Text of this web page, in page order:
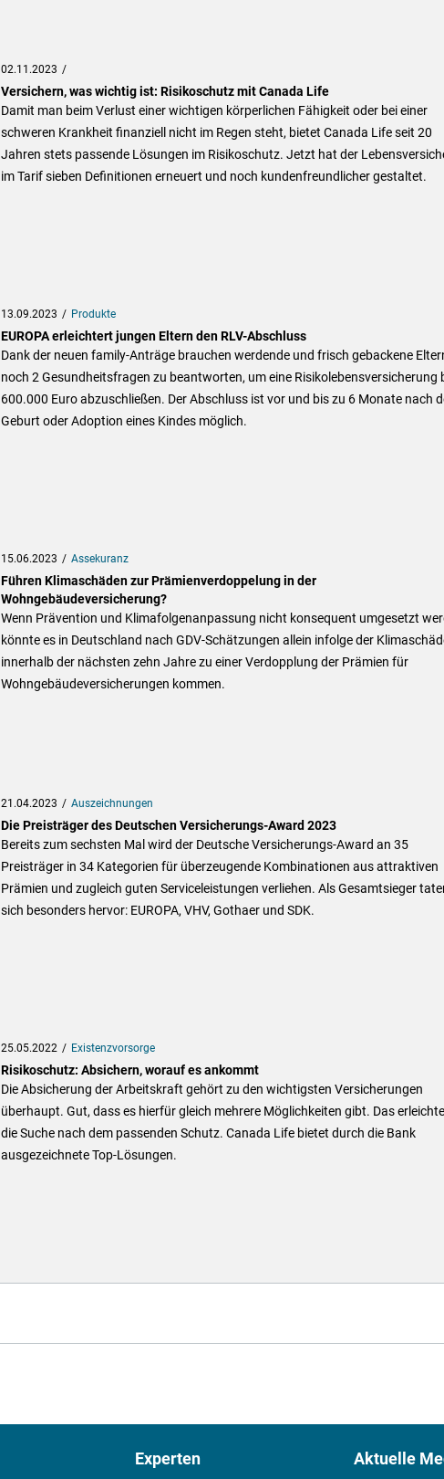
02.11.2023
Versichern, was wichtig ist: Risikoschutz mit Canada Life
Damit man beim Verlust einer wichtigen körperlichen Fähigkeit oder bei einer
schweren Krankheit finanziell nicht im Regen steht, bietet Canada Life seit 20
Jahren stets passende Lösungen im Risikoschutz. Jetzt hat der
im Tarif sieben Definitionen erneuert und noch kundenfreundlicher gestaltet.
13.09.2023 Produkte
EUROPA erleichtert jungen Eltern den RLV-Abschluss
Dank der neuen family-Anträge brauchen werdende und frisch gebackene
noch 2 Gesundheitsfragen zu beantworten, um eine Risikolebensversicherung
600.000 Euro abzuschließen. Der Abschluss ist vor und bis zu 6 Monate nach
Geburt oder Adoption eines Kindes möglich.
15.06.2023 Assekuranz
Führen Klimaschäden zur Prämienverdoppelung in der
Wohngebäudeversicherung?
Wenn Prävention und Klimafolgenanpassung nicht konsequent umgesetzt
könnte es in Deutschland nach GDV-Schätzungen allein infolge der
innerhalb der nächsten zehn Jahre zu einer Verdopplung der Prämien für
Wohngebäudeversicherungen kommen.
21.04.2023 Auszeichnungen
Die Preisträger des Deutschen Versicherungs-Award 2023
Bereits zum sechsten Mal wird der Deutsche Versicherungs-Award an 35
Preisträger in 34 Kategorien für überzeugende Kombinationen aus attraktiven
Prämien und zugleich guten Serviceleistungen verliehen. Als Gesamtsieger
sich besonders hervor: EUROPA, VHV, Gothaer und SDK.
25.05.2022 Existenzvorsorge
Risikoschutz: Absichern, worauf es ankommt
Die Absicherung der Arbeitskraft gehört zu den wichtigsten Versicherungen
überhaupt. Gut, dass es hierfür gleich mehrere Möglichkeiten gibt. Das
die Suche nach dem passenden Schutz. Canada Life bietet durch die Bank
ausgezeichnete Top-Lösungen.
Experten Aktuelle